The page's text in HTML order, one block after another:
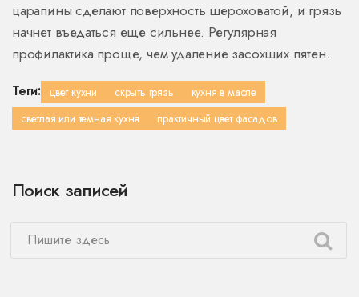
царапины сделают поверхность шероховатой, и грязь
начнет въедаться еще сильнее. Регулярная
профилактика проще, чем удаление засохших пятен.
Теги: цвет кухни скрыть грязь
кухня в масле
светлая или темная кухня
практичный цвет фасадов
Поиск записей